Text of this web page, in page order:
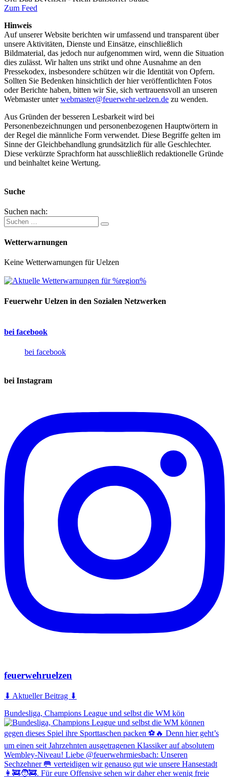
Zum Feed
Hinweis
Auf unserer Website berichten wir umfassend und transparent über
unsere Aktivitäten, Dienste und Einsätze, einschließlich
Bildmaterial, das jedoch nur aufgenommen wird, wenn die Situation
dies zulässt. Wir halten uns strikt und ohne Ausnahme an den
Pressekodex, insbesondere schützen wir die Identität von Opfern.
Sollten Sie Bedenken hinsichtlich der hier veröffentlichten Fotos
oder Berichte haben, bitten wir Sie, sich vertrauensvoll an unseren
Webmaster unterwebmaster@feuerwehr-uelzen.de zu wenden.
Aus Gründen der besseren Lesbarkeit wird bei
Personenbezeichnungen und personenbezogenen Hauptwörtern in
der Regel die männliche Form verwendet. Diese Begriffe gelten im
Sinne der Gleichbehandlung grundsätzlich für alle Geschlechter.
Diese verkürzte Sprachform hat ausschließlich redaktionelle Gründe
und beinhaltet keine Wertung.
Suche
Suchen nach:
Wetterwarnungen
Keine Wetterwarnungen für Uelzen
Feuerwehr Uelzen in den Sozialen Netzwerken
bei facebook
bei facebook
bei Instagram
feuerwehruelzen
⬇ Aktueller Beitrag ⬇
Bundesliga, Champions League und selbst die WM kön